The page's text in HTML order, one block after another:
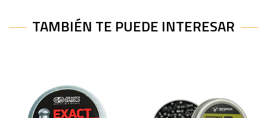
TAMBIÉN TE PUEDE INTERESAR